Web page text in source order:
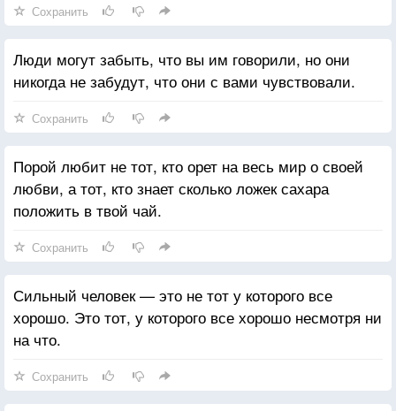
Сохранить
Люди могут забыть, что вы им говорили, но они
никогда не забудут, что они с вами чувствовали.
Сохранить
Порой любит не тот, кто орет на весь мир о своей
любви, а тот, кто знает сколько ложек сахара
положить в твой чай.
Сохранить
Сильный человек — это не тот у которого все
хорошо. Это тот, у которого все хорошо несмотря ни
на что.
Сохранить